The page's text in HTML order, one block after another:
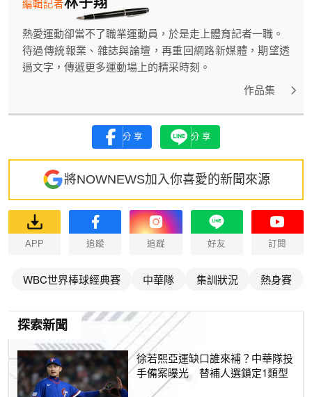
編輯記者
熱愛運動卻當不了職業運動員，於是走上體育記者一職。
待過傳統報業、雜誌與論壇，再重回網路新媒體，期望透
過文字，傳遞更多運動場上的精采時刻。
作品集
分享 分享
將NOWNEWS加入你喜愛的新聞來源
APP 追蹤 追蹤 好友 訂閱
WBC世界棒球經典賽 中華隊 集訓狀況 熱身賽
探索新聞
徐若熙亞運缺口誰來補？中華隊投
手備案曝光 替補人選鎖定1類型